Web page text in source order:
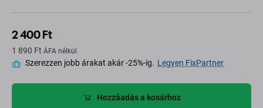
2 400 Ft
1 890 Ft ÁFA nélkül
Szerezzen jobb árakat akár -25%-ig. Legyen FixPartner
Hozzáadás a kosárhoz